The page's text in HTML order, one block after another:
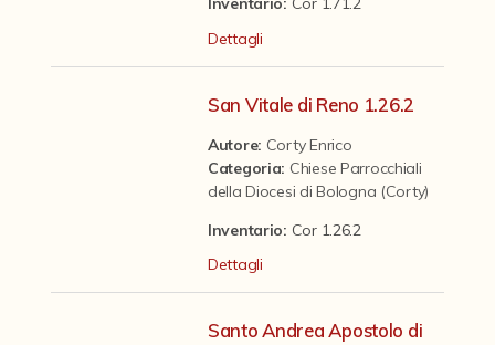
Dettagli
San Vitale di Reno 1.26.2
Autore: Corty Enrico
Categoria: Chiese Parrocchiali
della Diocesi di Bologna (Corty)
Inventario: Cor 1.26.2
Dettagli
Santo Andrea Apostolo di